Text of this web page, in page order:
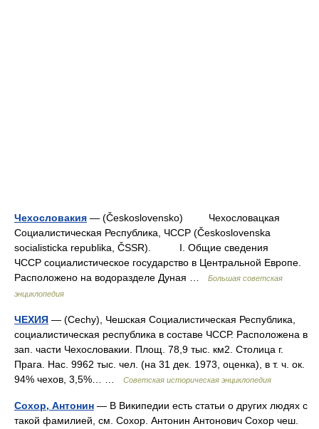
Чехословакия — (Československo) Чехословацкая
Социалистическая Республика, ЧССР (Československa
socialisticka republika, ČSSR). I. Общие сведения
ЧССР социалистическое государство в Центральной Европе.
Расположено на водоразделе Дуная …
Большая советская
энциклопедия
ЧЕХИЯ — (Cechy), Чешская Социалистическая Республика,
социалистическая республика в составе ЧССР. Расположена в
зап. части Чехословакии. Площ. 78,9 тыс. км2. Столица г.
Прага. Нас. 9962 тыс. чел. (на 31 дек. 1973, оценка), в т. ч. ок.
94% чехов, 3,5%… …
Советская историческая энциклопедия
Сохор, Антонин — В Википедии есть статьи о других людях с
такой фамилией, см. Сохор. Антонин Антонович Сохор чеш.